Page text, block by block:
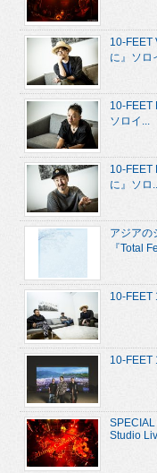
10-FEET
に』ソロ
10-FEET
ソロイ...
10-FEET
に』ソロ
アジアの
『Total
10-FEET
10-FEET
Studio